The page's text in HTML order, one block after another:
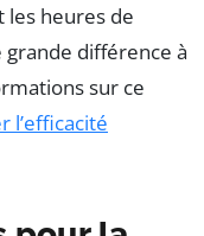
les heures de
différence à
sur ce
l’efficacité